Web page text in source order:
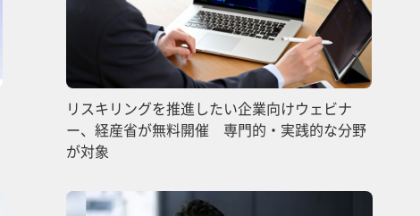
リスキリングを推進したい企業向けウェビナ
ー、経産省が無料開催 専門的・実践的な分野
が対象